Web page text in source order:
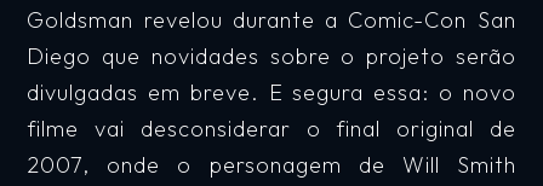
Goldsman revelou durante a Comic-Con San
Diego que novidades sobre o projeto serão
divulgadas em breve. E segura essa: o novo
filme vai desconsiderar o final original de
2007, onde o personagem de Will Smith